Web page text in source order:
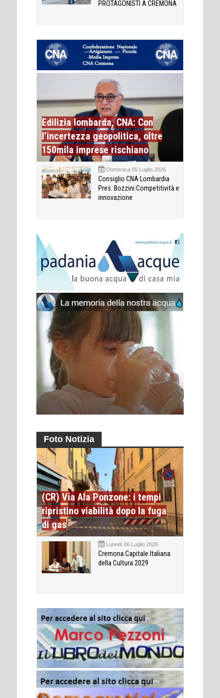
PROTAGONISTI A CREMONA
Edilizia lombarda, CNA: Con
l’incertezza geopolitica, oltre
150mila imprese rischiano
Domenica 05 Luglio 2026
Consiglio CNA Lombardia
Pres. Bozzini:Competitività e
innovazione
Foto Notizia
(CR) Via Ala Ponzone: i tempi
ripristino viabilità dopo la fuga
di gas
Lunedì 06 Luglio 2026
Cremona Capitale Italiana
della Cultura 2029